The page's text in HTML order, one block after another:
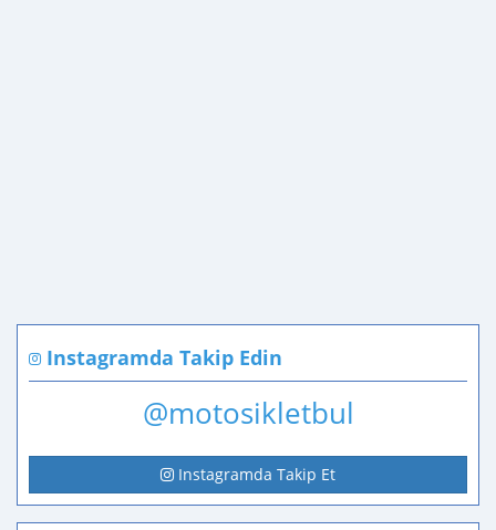
Instagramda Takip Edin
@motosikletbul
Instagramda Takip Et